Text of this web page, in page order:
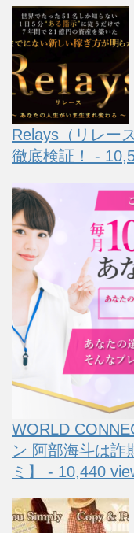
Relays（リレー
徹底検証！ -
WORLD
ン 阿部海斗は詐
ミ】 - 10,440